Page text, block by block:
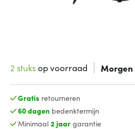
2 stuksop voorraad Morgen
Gratis retourneren
60 dagenbedenktermijn
Minimaal 2 jaargarantie